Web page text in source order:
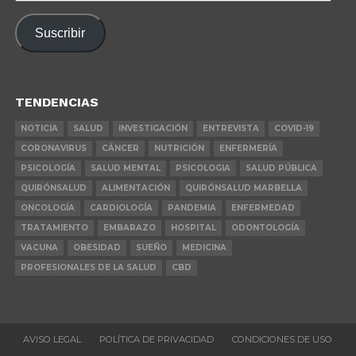
de
correo
electrónico
Suscribir
TENDENCIAS
NOTICIA SALUD INVESTIGACIÓN ENTREVISTA
COVID-19
CORONAVIRUS
CÁNCER NUTRICIÓN
ENFERMERÍA
PSICOLOGÍA
SALUD MENTAL PSICOLOGIA
SALUD PÚBLICA
QUIRÓNSALUD
ALIMENTACIÓN
QUIRÓNSALUD MARBELLA
ONCOLOGÍA
CARDIOLOGÍA PANDEMIA
ENFERMEDAD
TRATAMIENTO
EMBARAZO HOSPITAL
ODONTOLOGÍA
VACUNA
OBESIDAD SUEÑO
MEDICINA
PROFESIONALES DE LA SALUD
CBD
AVISO LEGAL POLÍTICA DE PRIVACIDAD CONDICIONES DE USO